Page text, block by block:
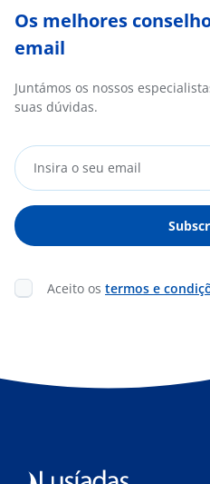
Os melhores
email
Juntámos os nossos
suas dúvidas.
Aceito os termos e